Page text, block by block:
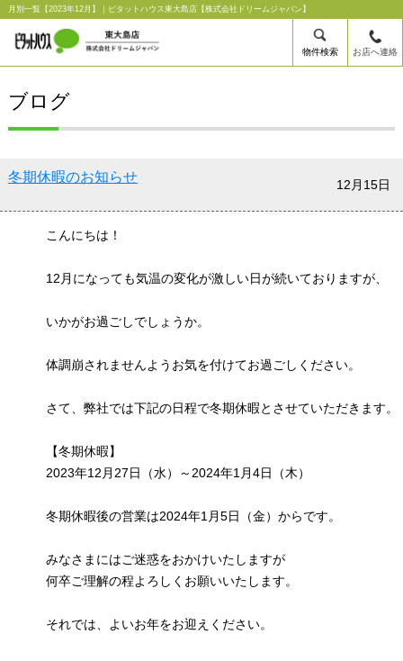
月別一覧【2023年12月】｜ピタットハウス東大島店【株式会社ドリームジャパン】
物件検索 お店へ連絡
ブログ
冬期休暇のお知らせ 12月15日
こんにちは！
12月になっても気温の変化が激しい日が続いておりますが、
いかがお過ごしでしょうか。
体調崩されませんようお気を付けてお過ごしください。
さて、弊社では下記の日程で冬期休暇とさせていただきます。
【冬期休暇】
2023年12月27日（水）～2024年1月4日（木）
冬期休暇後の営業は2024年1月5日（金）からです。
みなさまにはご迷惑をおかけいたしますが
何卒ご理解の程よろしくお願いいたします。
それでは、よいお年をお迎えください。